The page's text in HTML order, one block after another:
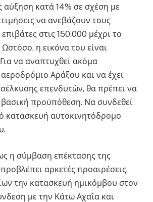
αύξηση κατά 14% σε σχέση με
να ανεβάζουν τους
στις 150.000 μέχρι το
Ωστόσο, η εικόνα του είναι
να αναπτυχθεί ακόμα
Αράξου και να έχει
επενδυτών, θα πρέπει να
προϋπόθεση. Να συνδεθεί
κατασκευή αυτοκινητόδρομο
η σύμβαση επέκτασης της
αρκετές προαιρέσεις,
την κατασκευή ημικόμβου στον
με την Κάτω Αχαΐα και